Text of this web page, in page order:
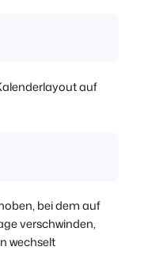
auf
bei dem auf
verschwinden,
wechselt